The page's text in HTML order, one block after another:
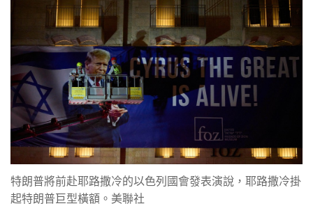
特朗普將前赴耶路撒冷的以色列國會發表演說，耶路撒冷掛
起特朗普巨型橫額。美聯社